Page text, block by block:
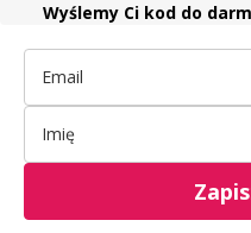
Wyślemy Ci kod do